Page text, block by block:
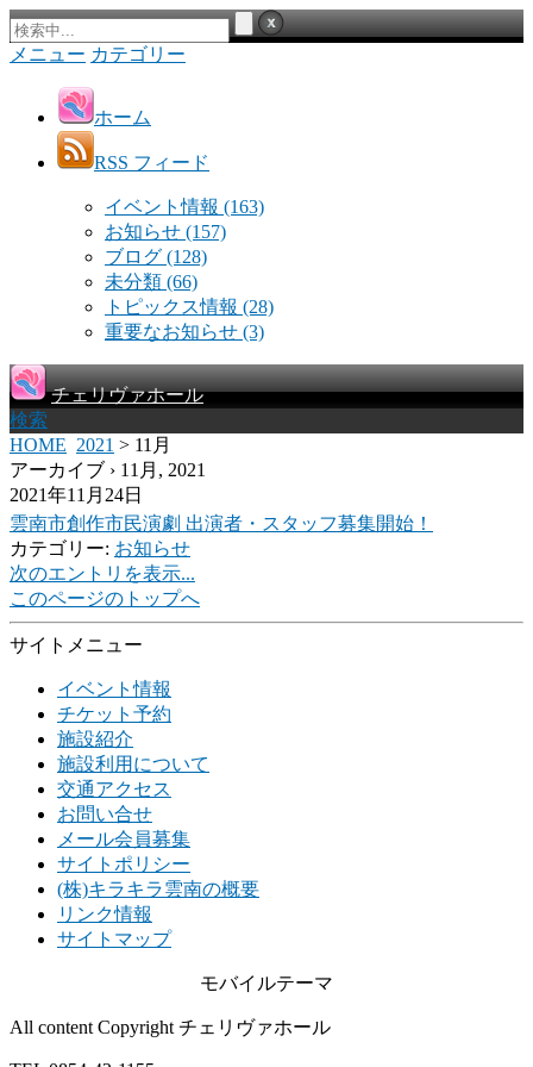
メニュー カテゴリー
ホーム
RSS フィード
イベント情報 (163)
お知らせ (157)
ブログ (128)
未分類 (66)
トピックス情報 (28)
重要なお知らせ (3)
チェリヴァホール
検索
HOME 2021 > 11月
アーカイブ › 11月, 2021
2021年11月24日
雲南市創作市民演劇 出演者・スタッフ募集開始！
カテゴリー: お知らせ
次のエントリを表示...
このページのトップへ
サイトメニュー
イベント情報
チケット予約
施設紹介
施設利用について
交通アクセス
お問い合せ
メール会員募集
サイトポリシー
(株)キラキラ雲南の概要
リンク情報
サイトマップ
モバイルテーマ
All content Copyright チェリヴァホール